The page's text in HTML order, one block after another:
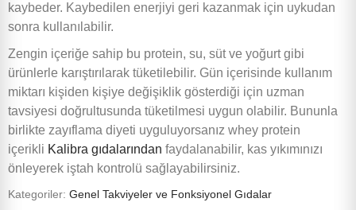
kaybeder. Kaybedilen enerjiyi geri kazanmak için uykudan
sonra kullanılabilir.
Zengin içeriğe sahip bu protein, su, süt ve yoğurt gibi
ürünlerle karıştırılarak tüketilebilir. Gün içerisinde kullanım
miktarı kişiden kişiye değişiklik gösterdiği için uzman
tavsiyesi doğrultusunda tüketilmesi uygun olabilir. Bununla
birlikte zayıflama diyeti uyguluyorsanız whey protein
içerikli Kalibra gıdalarından faydalanabilir, kas yıkımınızı
önleyerek iştah kontrolü sağlayabilirsiniz.
Kategoriler: Genel Takviyeler ve Fonksiyonel Gıdalar